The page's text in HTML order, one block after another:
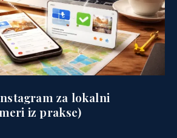
za lokalni
iz prakse)